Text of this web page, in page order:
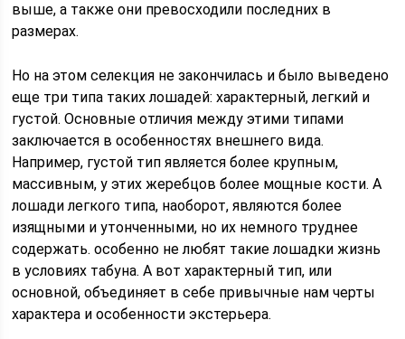
выше, а также они превосходили последних в
размерах.
Но на этом селекция не закончилась и было выведено
еще три типа таких лошадей: характерный, легкий и
густой. Основные отличия между этими типами
заключается в особенностях внешнего вида.
Например, густой тип является более крупным,
массивным, у этих жеребцов более мощные кости. А
лошади легкого типа, наоборот, являются более
изящными и утонченными, но их немного труднее
содержать. особенно не любят такие лошадки жизнь
в условиях табуна. А вот характерный тип, или
основной, объединяет в себе привычные нам черты
характера и особенности экстерьера.